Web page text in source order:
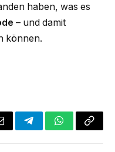
haben, was es
– und damit
können.
TelegramWhatsApp
Copy